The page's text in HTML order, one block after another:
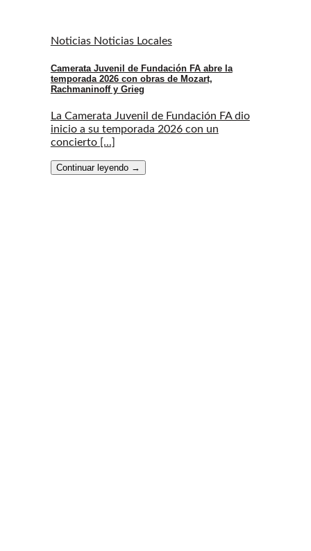
Noticias Noticias Locales
Camerata Juvenil de Fundación FA abre la
temporada 2026 con obras de Mozart,
Rachmaninoff y Grieg
La Camerata Juvenil de Fundación FA dio
inicio a su temporada 2026 con un
concierto [...]
Continuar leyendo →